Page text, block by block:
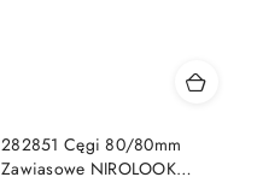
282851 Cęgi 80/80mm
Zawiasowe NIROLOOK